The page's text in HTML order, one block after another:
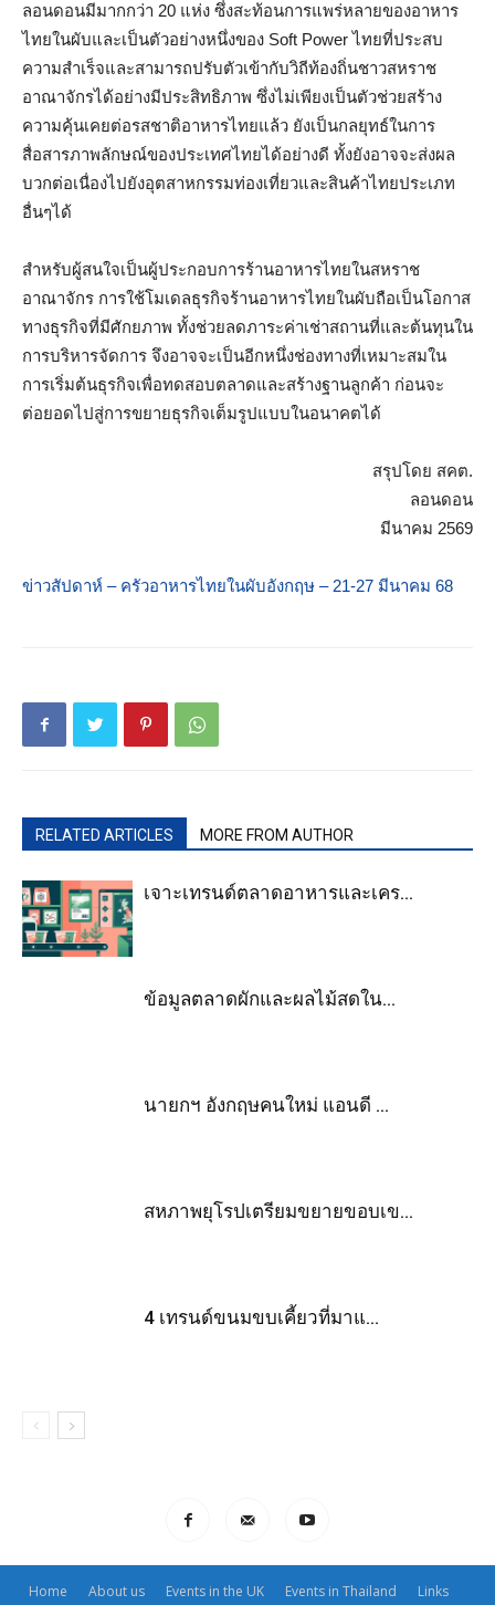
ลอนดอนมีมากกว่า 20 แห่ง ซึ่งสะท้อนการแพร่หลายของอาหาร
ไทยในผับและเป็นตัวอย่างหนึ่งของ Soft Power ไทยที่ประสบ
ความสำเร็จและสามารถปรับตัวเข้ากับวิถีท้องถิ่นชาวสหราช
อาณาจักรได้อย่างมีประสิทธิภาพ ซึ่งไม่เพียงเป็นตัวช่วยสร้าง
ความคุ้นเคยต่อรสชาติอาหารไทยแล้ว ยังเป็นกลยุทธ์ในการ
สื่อสารภาพลักษณ์ของประเทศไทยได้อย่างดี ทั้งยังอาจจะส่งผล
บวกต่อเนื่องไปยังอุตสาหกรรมท่องเที่ยวและสินค้าไทยประเภท
อื่นๆได้
สำหรับผู้สนใจเป็นผู้ประกอบการร้านอาหารไทยในสหราช
อาณาจักร การใช้โมเดลธุรกิจร้านอาหารไทยในผับถือเป็นโอกาส
ทางธุรกิจที่มีศักยภาพ ทั้งช่วยลดภาระค่าเช่าสถานที่และต้นทุนใน
การบริหารจัดการ จึงอาจจะเป็นอีกหนึ่งช่องทางที่เหมาะสมใน
การเริ่มต้นธุรกิจเพื่อทดสอบตลาดและสร้างฐานลูกค้า ก่อนจะ
ต่อยอดไปสู่การขยายธุรกิจเต็มรูปแบบในอนาคตได้
สรุปโดย สคต.
ลอนดอน
มีนาคม 2569
ข่าวสัปดาห์ – ครัวอาหารไทยในผับอังกฤษ – 21-27 มีนาคม 68
RELATED ARTICLES MORE FROM AUTHOR
เจาะเทรนด์ตลาดอาหารและเคร...
ข้อมูลตลาดผักและผลไม้สดใน...
นายกฯ อังกฤษคนใหม่ แอนดี ...
สหภาพยุโรปเตรียมขยายขอบเข...
4 เทรนด์ขนมขบเคี้ยวที่มาแ...
Home About us Events in the UK Events in Thailand Links